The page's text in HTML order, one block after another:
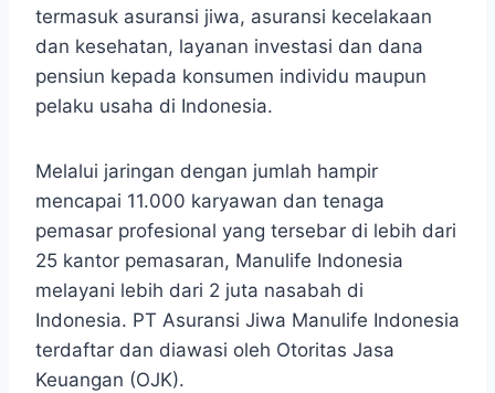
termasuk asuransi jiwa, asuransi kecelakaan
dan kesehatan, layanan investasi dan dana
pensiun kepada konsumen individu maupun
pelaku usaha di Indonesia.
Melalui jaringan dengan jumlah hampir
mencapai 11.000 karyawan dan tenaga
pemasar profesional yang tersebar di lebih dari
25 kantor pemasaran, Manulife Indonesia
melayani lebih dari 2 juta nasabah di
Indonesia. PT Asuransi Jiwa Manulife Indonesia
terdaftar dan diawasi oleh Otoritas Jasa
Keuangan (OJK).